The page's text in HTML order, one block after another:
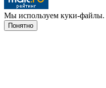
Мы используем куки-файлы.
Понятно